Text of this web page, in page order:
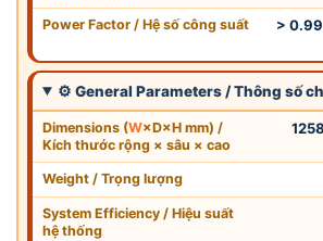
Power Factor / Hệ số công suất
>
⚙ General Parameters / Thông số
Dimensions (W×D×H mm) /
Kích thước rộng × sâu × cao
Weight / Trọng lượng
System Efficiency / Hiệu suất
hệ thống